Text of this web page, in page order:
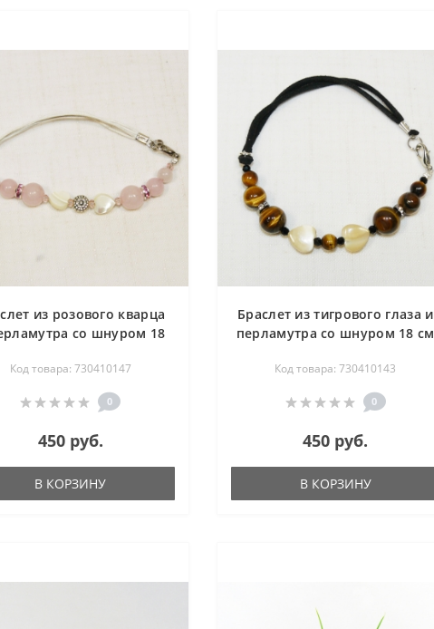
из розового кварца
со шнуром 18
Код товара: 730410147
0
450 руб.
В КОРЗИНУ
Браслет из тигрового глаза и
перламутра со шнуром 18 см
Код товара: 730410143
0
450 руб.
В КОРЗИНУ